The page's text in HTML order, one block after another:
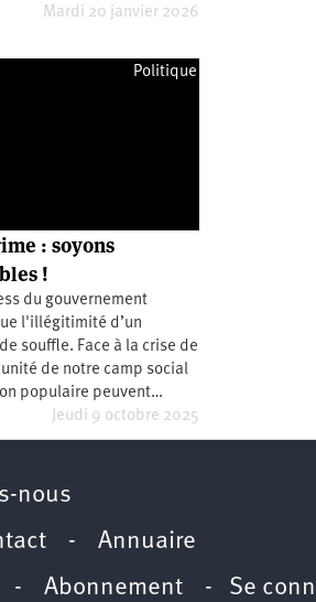
Mardi 20 janvier 2026
Politique
: soyons
!
du gouvernement
l'illégitimité d’un
souffle. Face à la crise de
de notre camp social
populaire peuvent…
Jeudi 9 octobre 2025
nous
- Annuaire
- Abonnement - Se